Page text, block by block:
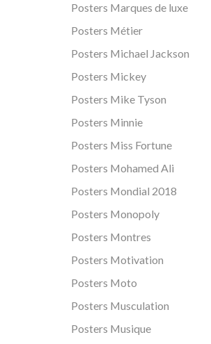
Posters Marques de luxe
Posters Métier
Posters Michael Jackson
Posters Mickey
Posters Mike Tyson
Posters Minnie
Posters Miss Fortune
Posters Mohamed Ali
Posters Mondial 2018
Posters Monopoly
Posters Montres
Posters Motivation
Posters Moto
Posters Musculation
Posters Musique